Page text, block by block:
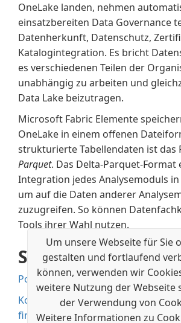
Um unsere Webseite für Sie
gestalten und fortlaufend
können, verwenden wir
weitere Nutzung der Webseite
der Verwendung von
Weitere Informationen zu
OneLake landen, nehmen
einsatzbereiten Data Governance
Datenherkunft, Datenschutz,
Katalogintegration. Es bricht
es verschiedenen Teilen der
unabhängig zu arbeiten und
Data Lake beizutragen.
Microsoft Fabric Elemente
OneLake in einem offenen
strukturierte Tabellendaten ist das
Parquet. Das Delta-Parquet-
Integration jedes Analysemoduls
um auf die Daten anderer
zuzugreifen. So können
Tools ihrer Wahl nutzen.
Siehe auch
Power BI mit Business Central
Kostenlose E-Learning-Module für
finden Sie hier